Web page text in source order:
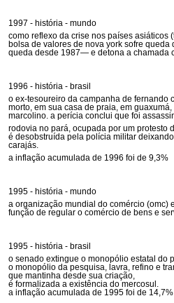
1997 - história - mundo
como reflexo da crise nos países asiáticos
bolsa de valores de nova york sofre
queda desde 1987— e detona a chamada
1996 - história - brasil
o ex-tesoureiro da campanha de fernando
morto, em sua casa de praia, em
marcolino. a perícia conclui que foi
rodovia no pará, ocupada por um protesto
é desobstruída pela polícia militar
carajás.
a inflação acumulada de 1996 foi de 9,3%
1995 - história - mundo
a organização mundial do comércio (omc)
função de regular o comércio de bens e
1995 - história - brasil
o senado extingue o monopólio estatal do
o monopólio da pesquisa, lavra, refino e
que mantinha desde sua criação,
é formalizada a existência do mercosul.
a inflação acumulada de 1995 foi de 14,7%